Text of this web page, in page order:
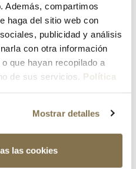
Además, compartimos
haga del sitio web con
publicidad y análisis
con otra información
que hayan recopilado a
de sus servicios. Política
Mostrar detalles
las cookies